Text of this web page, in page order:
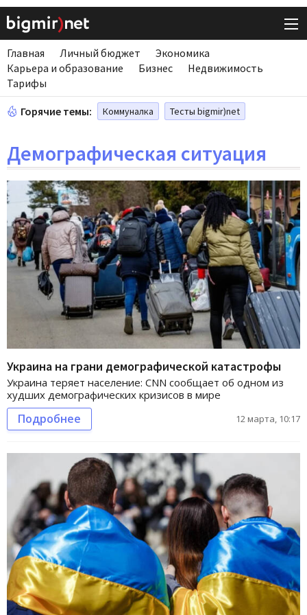
Главная Личный бюджет
Экономика
Карьера и образование
Бизнес
Недвижимость
Тарифы
Горячие темы: Коммуналка Тесты bigmir)net
Демографическая ситуация
Украина на грани демографической катастрофы
Украина теряет население: CNN сообщает об одном из
худших демографических кризисов в мире
Подробнее 12 марта, 10:17